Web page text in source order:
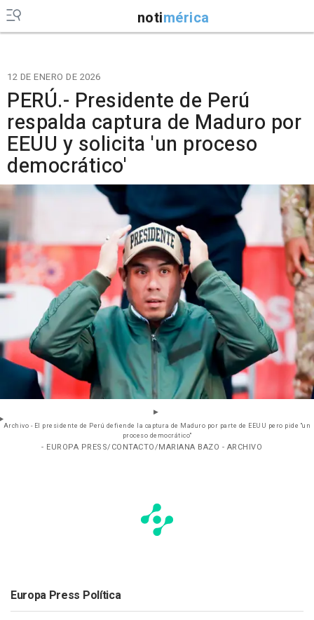
notimérica
12 DE ENERO DE 2026
PERÚ.- Presidente de Perú
respalda captura de Maduro por
EEUU y solicita 'un proceso
democrático'
Archivo - El presidente de Perú defiende la captura de Maduro por parte de EEUU pero pide "un
proceso democrático"
- EUROPA PRESS/CONTACTO/MARIANA BAZO - ARCHIVO
Europa Press Política